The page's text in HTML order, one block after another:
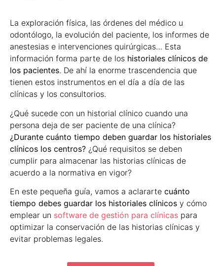
La exploración física, las órdenes del médico u
odontólogo, la evolución del paciente, los informes de
anestesias e intervenciones quirúrgicas… Esta
información forma parte de los historiales clínicos de
los pacientes. De ahí la enorme trascendencia que
tienen estos instrumentos en el día a día de las
clínicas y los consultorios.
¿Qué sucede con un historial clínico cuando una
persona deja de ser paciente de una clínica?
¿Durante cuánto tiempo deben guardar los historiales
clínicos los centros? ¿Qué requisitos se deben
cumplir para almacenar las historias clínicas de
acuerdo a la normativa en vigor?
En este pequeña guía, vamos a aclararte cuánto
tiempo debes guardar los historiales clínicos y cómo
emplear un software de gestión para clínicas para
optimizar la conservación de las historias clínicas y
evitar problemas legales.